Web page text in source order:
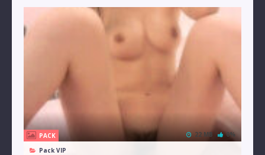
PACK
Pack VIP
22 MB 0%